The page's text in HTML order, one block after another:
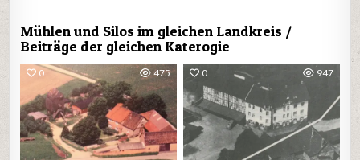
Mühlen und Silos im gleichen Landkreis /
Beiträge der gleichen Katerogie
0 475 0 947